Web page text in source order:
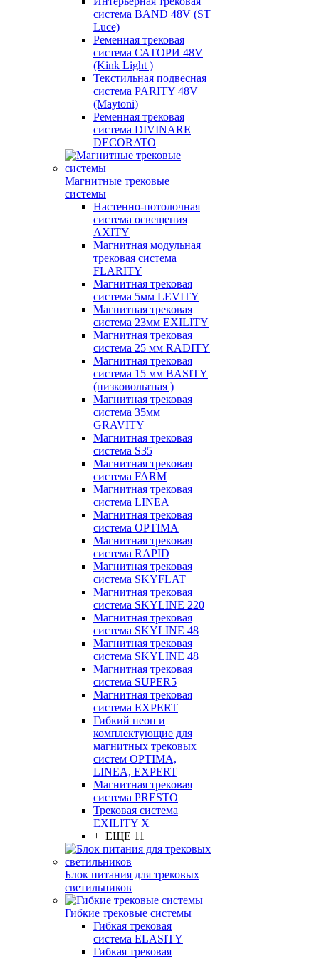
система BAND 48V (ST
Luce)
Ременная трековая
система САТОРИ 48V
(Kink Light )
Текстильная подвесная
система PARITY 48V
(Maytoni)
Ременная трековая
система DIVINARE
DECORATO
Магнитные трековые
системы
Настенно-потолочная
система освещения
AXITY
Магнитная модульная
трековая система
FLARITY
Магнитная трековая
система 5мм LEVITY
Магнитная трековая
система 23мм EXILITY
Магнитная трековая
система 25 мм RADITY
Магнитная трековая
система 15 мм BASITY
(низковольтная )
Магнитная трековая
система 35мм
GRAVITY
Магнитная трековая
система S35
Магнитная трековая
система FARM
Магнитная трековая
система LINEA
Магнитная трековая
система OPTIMA
Магнитная трековая
система RAPID
Магнитная трековая
система SKYFLAT
Магнитная трековая
система SKYLINE 220
Магнитная трековая
система SKYLINE 48
Магнитная трековая
система SKYLINE 48+
Магнитная трековая
система SUPER5
Магнитная трековая
система EXPERT
Гибкий неон и
комплектующие для
магнитных трековых
систем OPTIMA,
LINEA, EXPERT
Магнитная трековая
система PRESTO
Трековая система
EXILITY X
+ ЕЩЕ 11
Блок питания для трековых
светильников
Гибкие трековые системы
Гибкая трековая
система ELASITY
Гибкая трековая